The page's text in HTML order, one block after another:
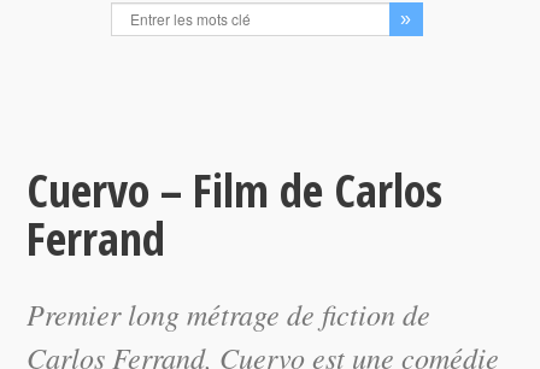
Cuervo – Film de Carlos
Ferrand
Premier long métrage de fiction de
Carlos Ferrand, Cuervoest une comédie